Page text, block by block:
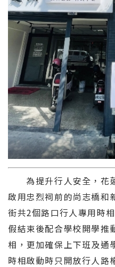
為提升行人安全，花
啟用忠烈祠前的尚志橋和
街共2個路口行人專用時
假結束後配合學校開學推
相，更加確保上下班及通
時相啟動時只開放行人路